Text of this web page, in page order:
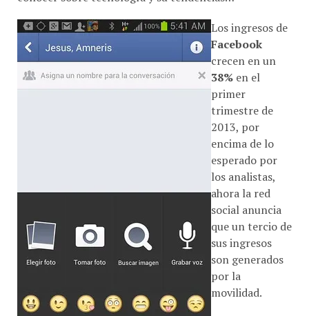
Facebook
crecen en un
38%en el
primer
trimestre de
2013, por
encima de lo
esperado por
los analistas,
ahora la red
social anuncia
que un tercio de
sus ingresos
son generados
por la
movilidad.